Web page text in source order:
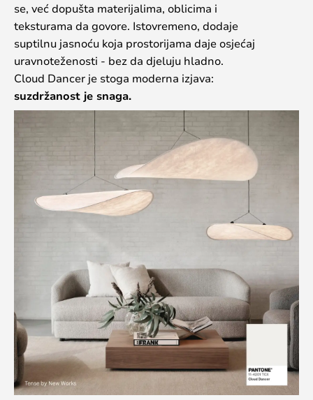
se, već dopušta materijalima, oblicima i
teksturama da govore. Istovremeno, dodaje
suptilnu jasnoću koja prostorijama daje osjećaj
uravnoteženosti - bez da djeluju hladno.
Cloud Dancer je stoga moderna izjava:
suzdržanost je snaga.